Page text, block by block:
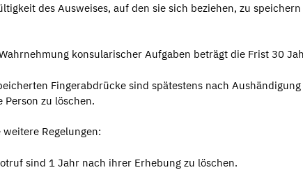
des Ausweises, auf den sie sich beziehen, zu
konsularischer Aufgaben beträgt die Frist 30
Fingerabdrücke sind spätestens nach Aushändigung
Person zu löschen.
Regelungen:
sind 1 Jahr nach ihrer Erhebung zu löschen.